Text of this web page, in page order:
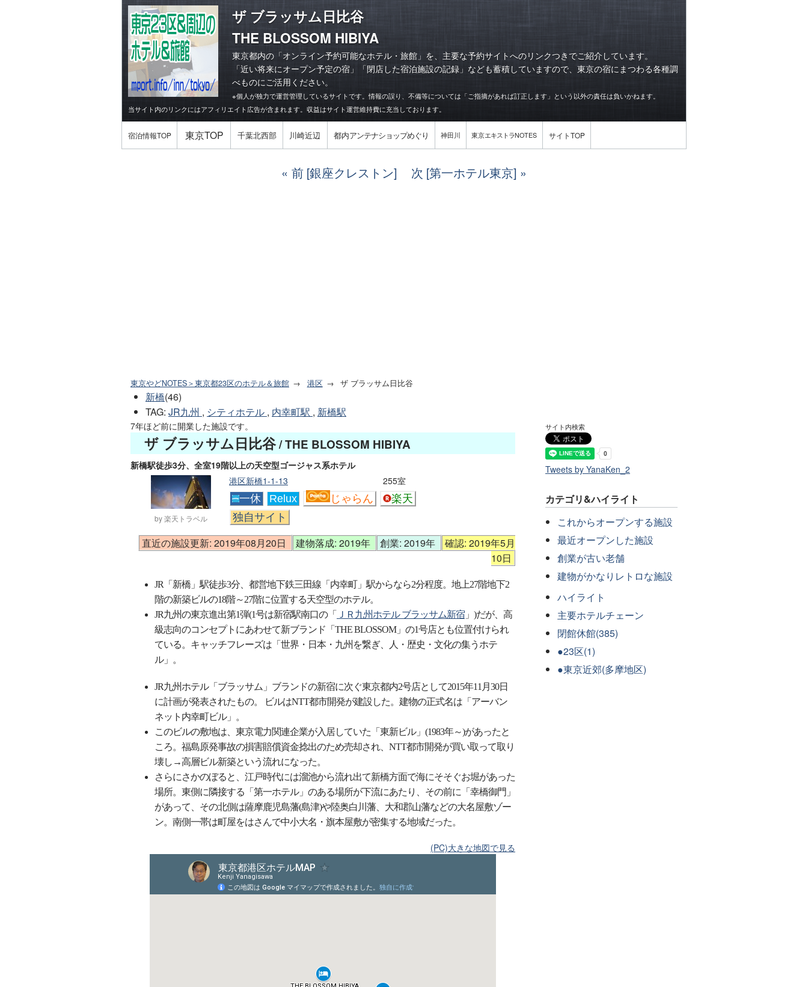
ザ ブラッサム日比谷
THE BLOSSOM HIBIYA
東京都内の「オンライン予約可能なホテル・旅館」を、主要な予約サイトへのリンクつきでご紹介しています。
「近い将来にオープン予定の宿」「閉店した宿泊施設の記録」なども蓄積していますので、東京の宿にまつわる各種調
べものにご活用ください。
※個人が独力で運営管理しているサイトです。情報の誤り、不備等については「ご指摘があれば訂正します」という以外の責任は負いかねます。
当サイト内のリンクにはアフィリエイト広告が含まれます。収益はサイト運営維持費に充当しております。
宿泊情報TOP 東京TOP 千葉北西部 川崎近辺 都内アンテナショップめぐり 神田川 東京エキストラNOTES サイトTOP
前 [銀座クレストン] 次 [第一ホテル東京]
東京やどNOTES＞東京都23区のホテル＆旅館 港区 ザ ブラッサム日比谷
新橋(46)
TAG: JR九州 , シティホテル , 内幸町駅 , 新橋駅
7年ほど前に開業した施設です。
ザ ブラッサム日比谷/ THE BLOSSOM HIBIYA
新橋駅徒歩3分、全室19階以上の天空型ゴージャス系ホテル
by 楽天トラベル
255室
港区新橋1-1-13
一休
Relux じゃらん
楽天
独自サイト
直近の施設更新: 2019年08月20日 建物落成: 2019年 創業: 2019年
確認: 2019年5月
10日
JR「新橋」駅徒歩3分、都営地下鉄三田線「内幸町」駅からなら2分程度。地上27階地下2
階の新築ビルの18階～27階に位置する天空型のホテル。
JR九州の東京進出第1弾(1号は新宿駅南口の「
ＪＲ九州ホテル ブラッサム新宿 」)だが、高
級志向のコンセプトにあわせて新ブランド「THE BLOSSOM」の1号店とも位置付けられ
ている。キャッチフレーズは「世界・日本・九州を繋ぎ、人・歴史・文化の集うホテ
ル」。
JR九州ホテル「ブラッサム」ブランドの新宿に次ぐ東京都内2号店として2015年11月30日
に計画が発表されたもの。 ビルはNTT都市開発が建設した。建物の正式名は「アーバン
ネット内幸町ビル」。
このビルの敷地は、東京電力関連企業が入居していた「東新ビル」(1983年～)があったと
ころ。福島原発事故の損害賠償資金捻出のため売却され、NTT都市開発が買い取って取り
壊し→高層ビル新築という流れになった。
さらにさかのぼると、江戸時代には溜池から流れ出て新橋方面で海にそそぐお堀があった
場所。東側に隣接する「第一ホテル」のある場所が下流にあたり、その前に「幸橋御門」
があって、その北側は薩摩鹿児島藩(島津)や陸奥白川藩、大和郡山藩などの大名屋敷ゾー
ン。南側一帯は町屋をはさんで中小大名・旗本屋敷が密集する地域だった。
(PC)大きな地図で見る
サイト内検索
Tweets by YanaKen_2
カテゴリ&ハイライト
これからオープンする施設
最近オープンした施設
創業が古い老舗
建物がかなりレトロな施設
ハイライト
主要ホテルチェーン
閉館休館(385)
●23区(1)
●東京近郊(多摩地区)